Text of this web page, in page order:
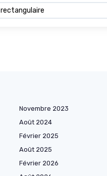
rectangulaire
Novembre 2023
Août 2024
Février 2025
Août 2025
Février 2026